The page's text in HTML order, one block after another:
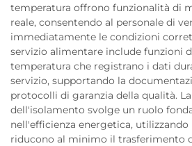
temperatura offrono funzionalità di
reale, consentendo al personale di
immediatamente le condizioni
servizio alimentare include funzioni
temperatura che registrano i dati
servizio, supportando la
protocolli di garanzia della qualità.
dell'isolamento svolge un ruolo
nell'efficienza energetica,
riducono al minimo il trasferimento